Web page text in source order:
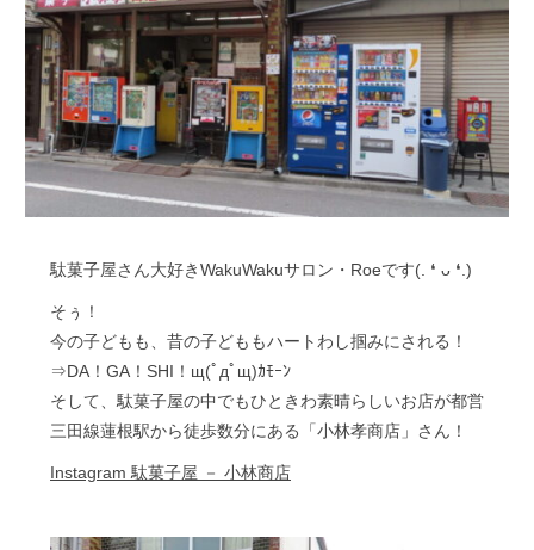
駄菓子屋さん大好きWakuWakuサロン・Roeです(⁠.⁠ ⁠❛⁠ ⁠ᴗ⁠ ⁠❛⁠.⁠)
そぅ！
今の子どもも、昔の子どももハートわし掴みにされる！
⇒DA！GA！SHI！щ(ﾟдﾟщ)ｶﾓｰﾝ
そして、駄菓子屋の中でもひときわ素晴らしいお店が都営
三田線蓮根駅から徒歩数分にある「小林孝商店」さん！
Instagram 駄菓子屋 － 小林商店